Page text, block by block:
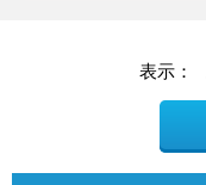
表示：